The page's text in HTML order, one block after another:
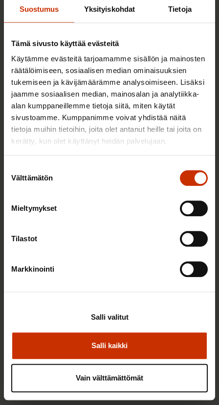
Suostumus Yksityiskohdat Tietoja
Tämä sivusto käyttää evästeitä
Käytämme evästeitä tarjoamamme sisällön ja mainosten
räätälöimiseen, sosiaalisen median ominaisuuksien
tukemiseen ja kävijämäärämme analysoimiseen. Lisäksi
jaamme sosiaalisen median, mainosalan ja analytiikka-
alan kumppaneillemme tietoja siitä, miten käytät
sivustoamme. Kumppanimme voivat yhdistää näitä
tietoja muihin tietoihin, joita olet antanut heille tai joita on
kerätty, kun olet käyttänyt heidän palvelujaan.
valinta
Välttämätön
Mieltymykset
Tilastot
Markkinointi
Salli kaikki
Salli valitut
Vain välttämättömät
hyvinvoiva työelämä on yhteinen asia
Työaikaisella ruokailulla on väliä – lue vinkit
jaksamista tukevaan terveelliseen syömiseen